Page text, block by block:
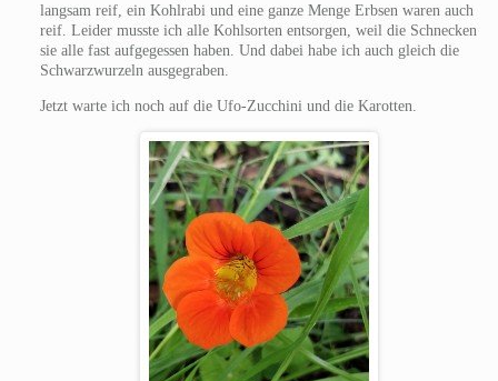
langsam reif, ein Kohlrabi und eine ganze Menge Erbsen waren auch
reif. Leider musste ich alle Kohlsorten entsorgen, weil die Schnecken
sie alle fast aufgegessen haben. Und dabei habe ich auch gleich die
Schwarzwurzeln ausgegraben.
Jetzt warte ich noch auf die Ufo-Zucchini und die Karotten.